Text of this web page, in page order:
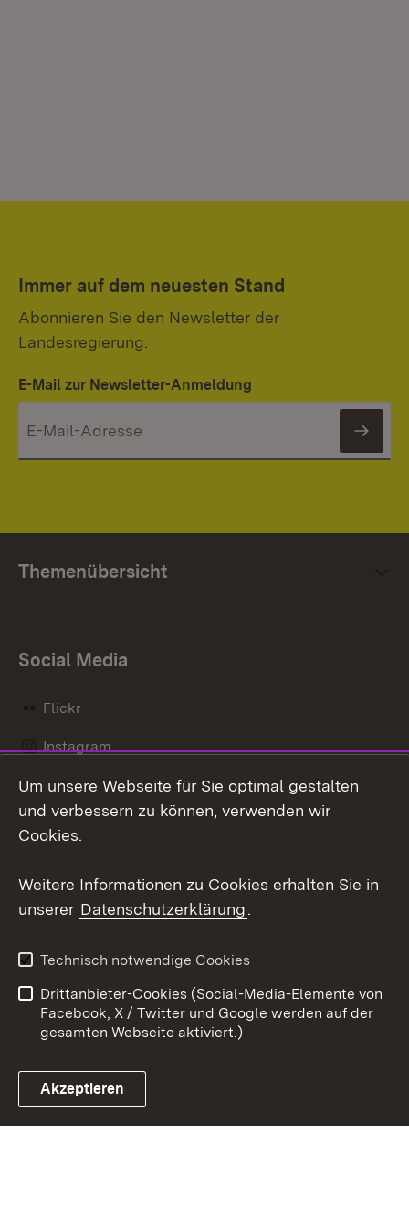
Immer auf dem neuesten Stand
Abonnieren Sie den Newsletter der
Landesregierung.
E-Mail zur Newsletter-Anmeldung
Themenübersicht
Social Media
Flickr
Instagram
Social Wall
Link zum Landesportal
Barrierefreiheit
Benutzungshinweise
Impressum
Cookies
Um unsere Webseite für Sie optimal gestalten
und verbessern zu können, verwenden wir
Cookies.
Weitere Informationen zu Cookies erhalten Sie in
unserer Datenschutzerklärung.
Technisch notwendige Cookies
Drittanbieter-Cookies (Social-Media-Elemente von
Facebook, X / Twitter und Google werden auf der
gesamten Webseite aktiviert.)
Akzeptieren